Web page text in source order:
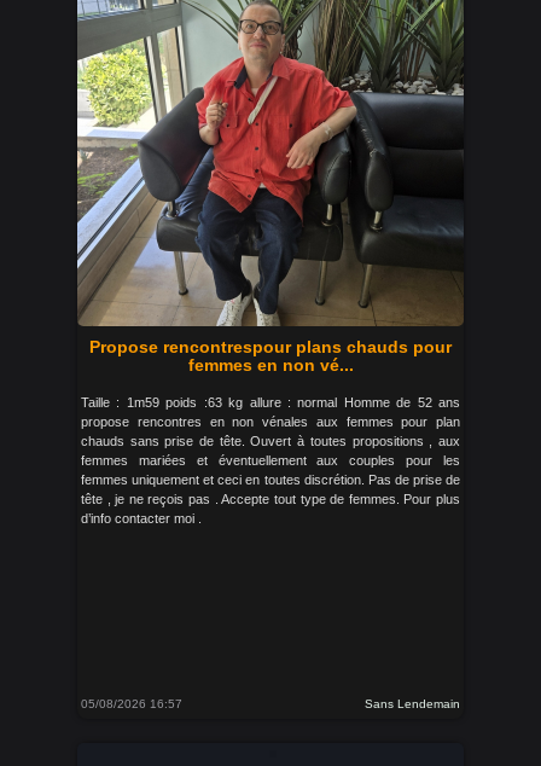
Propose rencontrespour plans chauds pour
femmes en non vé...
Taille : 1m59 poids :63 kg allure : normal Homme de 52 ans
propose rencontres en non vénales aux femmes pour plan
chauds sans prise de tête. Ouvert à toutes propositions , aux
femmes mariées et éventuellement aux couples pour les
femmes uniquement et ceci en toutes discrétion. Pas de prise de
tête , je ne reçois pas . Accepte tout type de femmes. Pour plus
d’info contacter moi .
05/08/2026 16:57 Sans Lendemain